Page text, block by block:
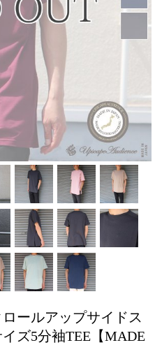
ールアップサイドス
ズ5分袖TEE【MADE